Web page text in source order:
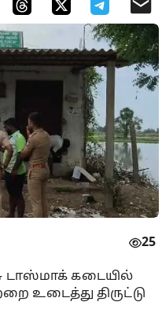
25
டாஸ்மாக் கடையில்
உடைத்து திருட்டு